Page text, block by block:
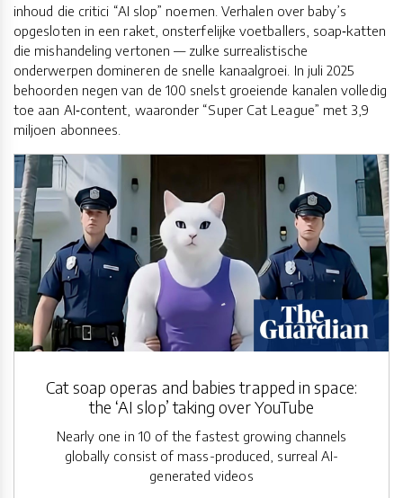
inhoud die critici “AI slop” noemen. Verhalen over baby’s
opgesloten in een raket, onsterfelijke voetballers, soap‑katten
die mishandeling vertonen — zulke surrealistische
onderwerpen domineren de snelle kanaalgroei. In juli 2025
behoorden negen van de 100 snelst groeiende kanalen volledig
toe aan AI‑content, waaronder “Super Cat League” met 3,9
miljoen abonnees.
Cat soap operas and babies trapped in space:
the ‘AI slop’ taking over YouTube
Nearly one in 10 of the fastest growing channels
globally consist of mass-produced, surreal AI-
generated videos